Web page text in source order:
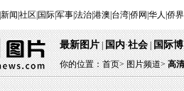
新闻 社区 国际|军事|法治|港澳 台湾|侨网 华人 侨界|
最新图片|国内·社会|国际
你的位置：首页>图片频道> 高